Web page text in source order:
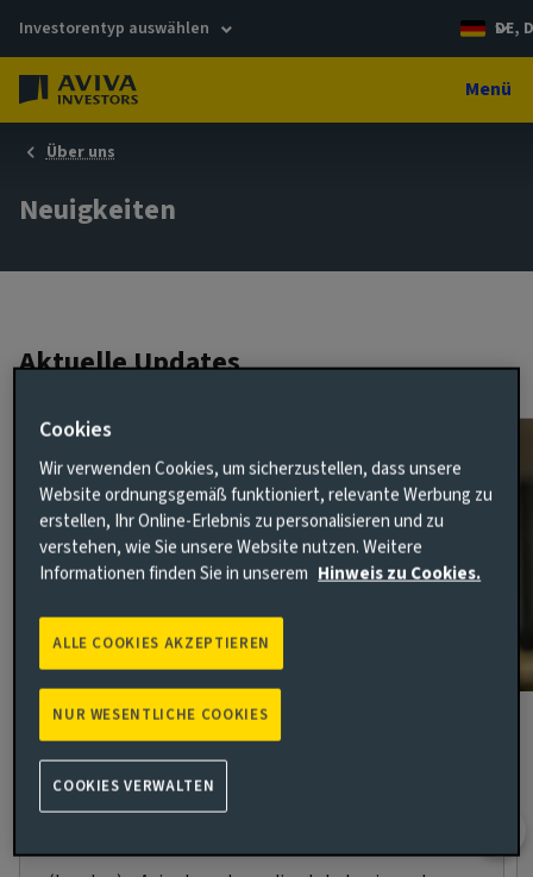
Investorentyp auswählen DE,
Menü
Über uns
Neuigkeiten
Aktuelle Updates
Aviva Investors und Amro Partners
erwerben PBSA-Entwicklungsprojekt in
Berlin
Cookies
Wir verwenden Cookies, um sicherzustellen, dass unsere
Website ordnungsgemäß funktioniert, relevante Werbung zu
erstellen, Ihr Online-Erlebnis zu personalisieren und zu
verstehen, wie Sie unsere Website nutzen. Weitere
Informationen finden Sie in unserem Hinweis zu Cookies.
NUR WESENTLICHE COOKIES
ALLE COOKIES AKZEPTIEREN
COOKIES VERWALTEN